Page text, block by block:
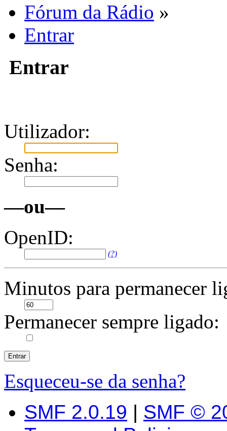
Fórum da Rádio »
Entrar
Entrar
Utilizador:
Senha:
—ou—
OpenID:
(?)
Minutos para permanecer
Permanecer sempre ligado:
Esqueceu-se da senha?
SMF 2.0.19 | SMF ©